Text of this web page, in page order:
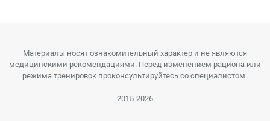
Материалы носят ознакомительный характер и не являются
медицинскими рекомендациями. Перед изменением рациона или
режима тренировок проконсультируйтесь со специалистом.
2015-2026